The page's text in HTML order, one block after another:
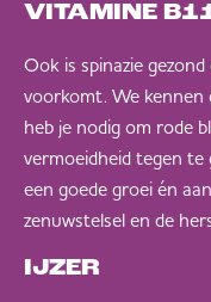
VITAMINE
Ook is spinazie
voorkomt. We kennen
heb je nodig om rode
vermoeidheid tegen te
een goede groei én
zenuwstelsel en de
IJZER